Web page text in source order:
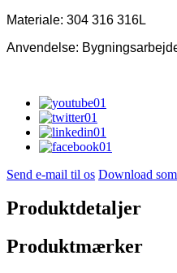
Materiale: 304 316 316L
Anvendelse:
Send e-mail til os Download
Produktdetaljer
Produktmærker